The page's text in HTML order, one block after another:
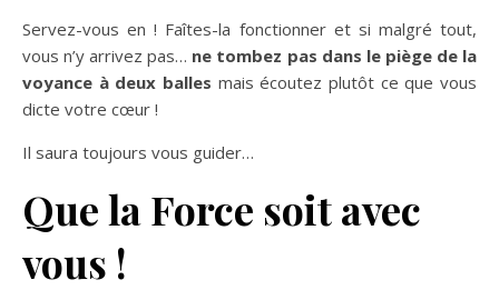
Servez-vous en ! Faîtes-la fonctionner et si malgré tout,
vous n’y arrivez pas… ne tombez pas dans le piège de la
voyance à deux balles mais écoutez plutôt ce que vous
dicte votre cœur !
Il saura toujours vous guider…
Que la Force soit avec
vous !